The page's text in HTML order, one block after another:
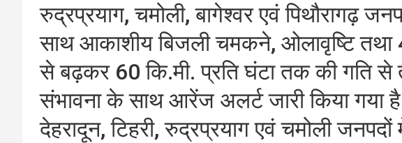
रुद्रप्रयाग, चमोली, बागेश्वर एवं पिथौरागढ़
साथ आकाशीय बिजली चमकने, ओलावृष्टि तथा
से बढ़कर 60 कि.मी. प्रति घंटा तक की गति
संभावना के साथ आरेंज अलर्ट जारी किया गया
देहरादून, टिहरी, रुद्रप्रयाग एवं चमोली जनपदों